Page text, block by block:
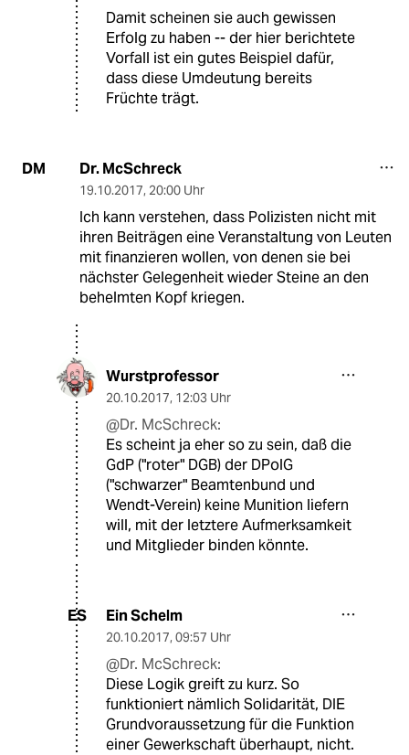
Damit scheinen sie auch gewissen
Erfolg zu haben -- der hier berichtete
Vorfall ist ein gutes Beispiel dafür,
dass diese Umdeutung bereits
Früchte trägt.
DM Dr. McSchreck
19.10.2017, 20:00 Uhr
Ich kann verstehen, dass Polizisten nicht mit
ihren Beiträgen eine Veranstaltung von Leuten
mit finanzieren wollen, von denen sie bei
nächster Gelegenheit wieder Steine an den
behelmten Kopf kriegen.
Wurstprofessor
20.10.2017, 12:03 Uhr
@Dr. McSchreck:
Es scheint ja eher so zu sein, daß die
GdP ("roter" DGB) der DPolG
("schwarzer" Beamtenbund und
Wendt-Verein) keine Munition liefern
will, mit der letztere Aufmerksamkeit
und Mitglieder binden könnte.
ES Ein Schelm
20.10.2017, 09:57 Uhr
@Dr. McSchreck:
Diese Logik greift zu kurz. So
funktioniert nämlich Solidarität, DIE
Grundvoraussetzung für die Funktion
einer Gewerkschaft überhaupt, nicht.